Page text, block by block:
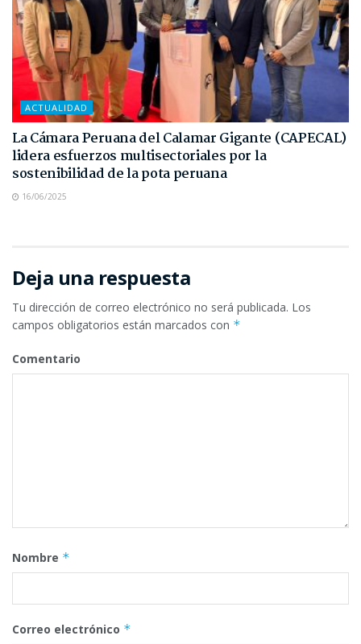
ACTUALIDAD
La Cámara Peruana del Calamar Gigante (CAPECAL)
lidera esfuerzos multisectoriales por la
sostenibilidad de la pota peruana
16/06/2025
Deja una respuesta
Tu dirección de correo electrónico no será publicada. Los
campos obligatorios están marcados con *
Comentario
Nombre *
Correo electrónico *